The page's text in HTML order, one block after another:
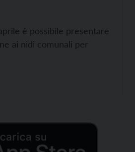
è possibile presentare
ai nidi comunali per